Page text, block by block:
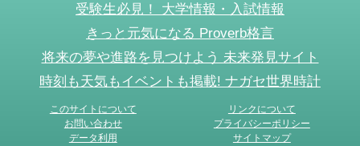
受験生必見！ 大学情報・入試情報
きっと元気になる Proverb格言
将来の夢や進路を見つけよう 未来発見サイト
時刻も天気もイベントも掲載! ナガセ世界時計
このサイトについて
リンクについて
お問い合わせ
プライバシーポリシー
データ利用
サイトマップ